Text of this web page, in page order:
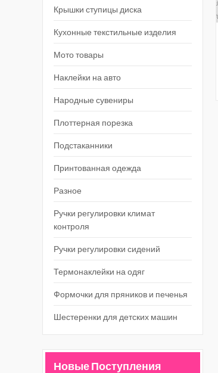
Крышки ступицы диска
Кухонные текстильные изделия
Мото товары
Наклейки на авто
Народные сувениры
Плоттерная порезка
Подстаканники
Принтованная одежда
Разное
Ручки регулировки климат
контроля
Ручки регулировки сидений
Термонаклейки на одяг
Формочки для пряников и печенья
Шестеренки для детских машин
Новые Поступления